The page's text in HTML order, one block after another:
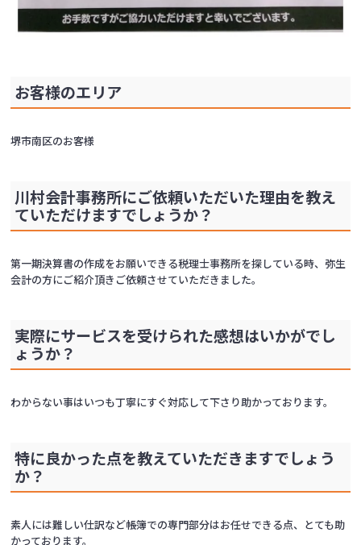
お客様のエリア
堺市南区のお客様
川村会計事務所にご依頼いただいた理由を教え
ていただけますでしょうか？
第一期決算書の作成をお願いできる税理士事務所を探している時、弥生
会計の方にご紹介頂きご依頼させていただきました。
実際にサービスを受けられた感想はいかがでし
ょうか？
わからない事はいつも丁寧にすぐ対応して下さり助かっております。
特に良かった点を教えていただきますでしょう
か？
素人には難しい仕訳など帳簿での専門部分はお任せできる点、とても助
かっております。